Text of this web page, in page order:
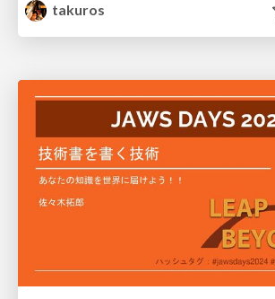
takuros